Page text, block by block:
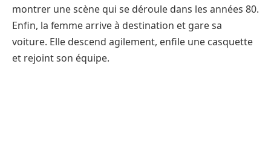
montrer une scène qui se déroule dans les années 80.
Enfin, la femme arrive à destination et gare sa
voiture. Elle descend agilement, enfile une casquette
et rejoint son équipe.